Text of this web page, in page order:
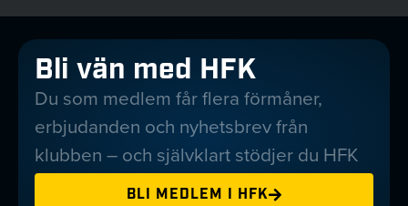
Bli vän med HFK
Du som medlem får flera förmåner,
erbjudanden och nyhetsbrev från
klubben – och självklart stödjer du HFK
BLI MEDLEM I HFK